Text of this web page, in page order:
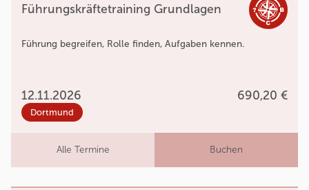
Führungskräftetraining Grundlagen
Führung begreifen, Rolle finden, Aufgaben kennen.
12.11.2026 690,20 €
Dortmund
Alle Termine Buchen